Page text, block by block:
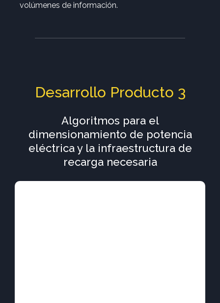
volúmenes de información.
Desarrollo Producto 3
Algoritmos para el
dimensionamiento de potencia
eléctrica y la infraestructura de
recarga necesaria